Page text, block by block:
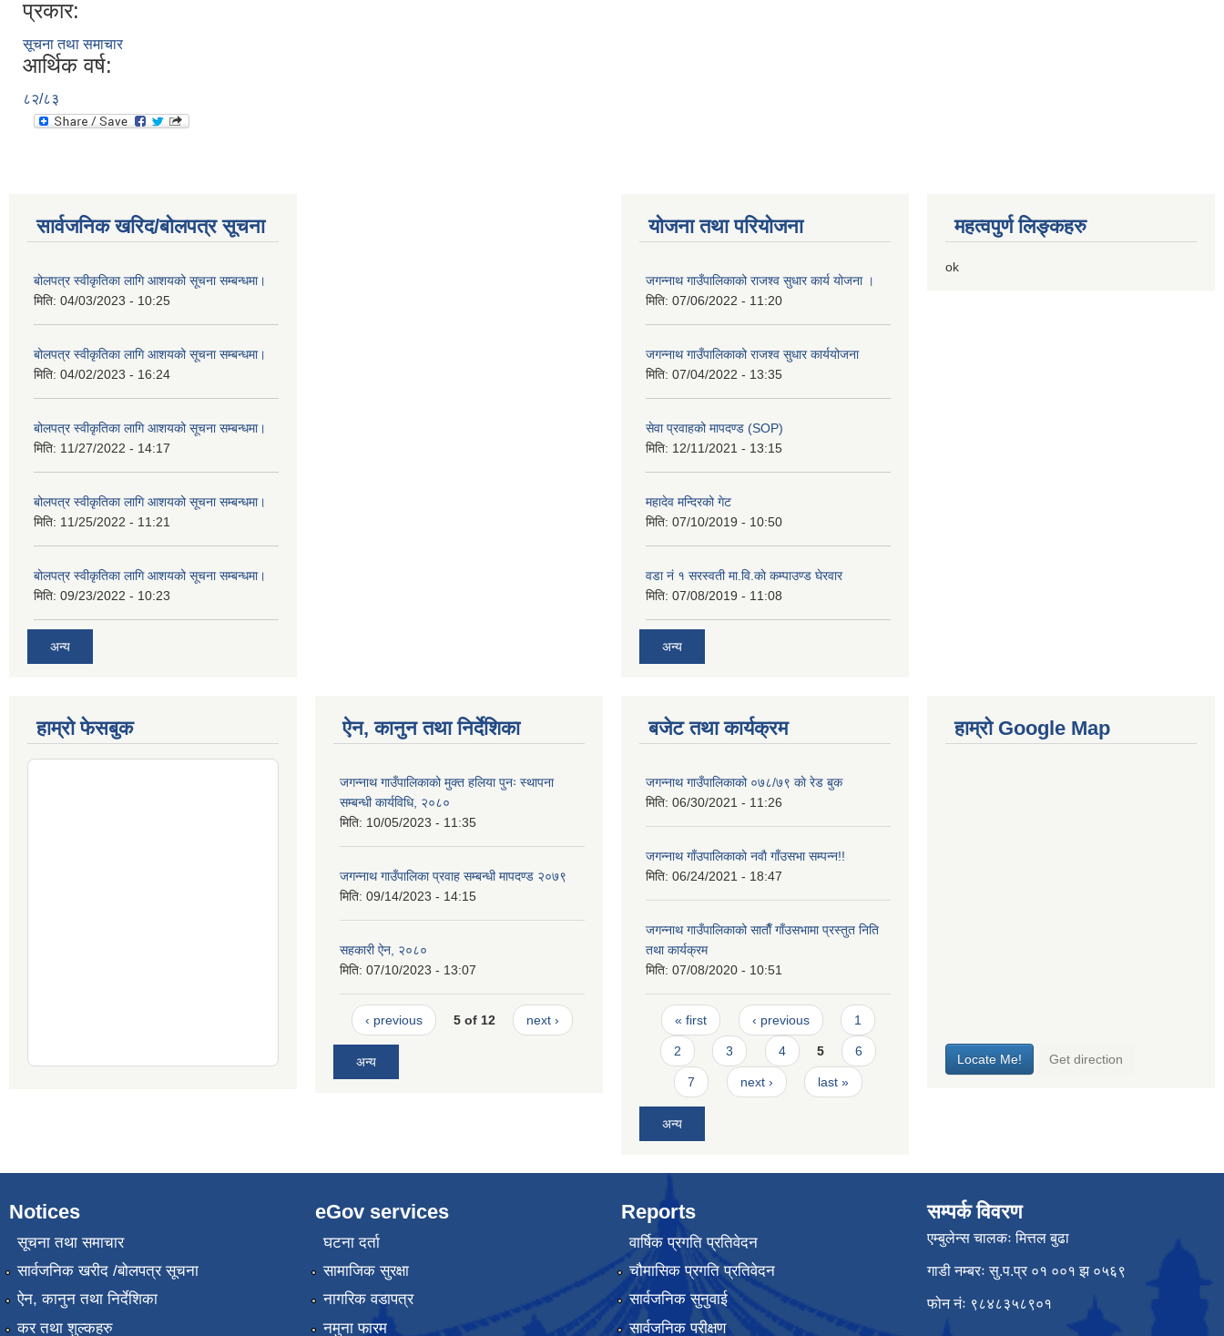
प्रकार:
सूचना तथा समाचार
आर्थिक वर्ष:
८२/८३
सार्वजनिक खरिद/बोलपत्र सूचना
बोलपत्र स्वीकृतिका लागि आशयको सूचना सम्बन्धमा।
मिति: 04/03/2023 - 10:25
बोलपत्र स्वीकृतिका लागि आशयको सूचना सम्बन्धमा।
मिति: 04/02/2023 - 16:24
बोलपत्र स्वीकृतिका लागि आशयको सूचना सम्बन्धमा।
मिति: 11/27/2022 - 14:17
बोलपत्र स्वीकृतिका लागि आशयको सूचना सम्बन्धमा।
मिति: 11/25/2022 - 11:21
बोलपत्र स्वीकृतिका लागि आशयको सूचना सम्बन्धमा।
मिति: 09/23/2022 - 10:23
अन्य
योजना तथा परियोजना
जगन्नाथ गाउँपालिकाको राजश्व सुधार कार्य योजना ।
मिति: 07/06/2022 - 11:20
जगन्नाथ गाउँपालिकाको राजश्व सुधार कार्ययोजना
मिति: 07/04/2022 - 13:35
सेवा प्रवाहको मापदण्ड (SOP)
मिति: 12/11/2021 - 13:15
महादेव मन्दिरको गेट
मिति: 07/10/2019 - 10:50
वडा नं १ सरस्वती मा.वि.काे कम्पाउण्ड घेरवार
मिति: 07/08/2019 - 11:08
अन्य
महत्वपुर्ण लिङ्कहरु
ok
हाम्रो फेसबुक ऐन, कानुन तथा निर्देशिका
जगन्नाथ गाउँपालिकाको मुक्त हलिया पुनः स्थापना
सम्बन्धी कार्यविधि, २०८०
मिति: 10/05/2023 - 11:35
जगन्नाथ गाउँपालिका प्रवाह सम्बन्धी मापदण्ड २०७९
मिति: 09/14/2023 - 14:15
सहकारी ऐन, २०८०
मिति: 07/10/2023 - 13:07
‹ previous 5 of 12 next ›
अन्य
बजेट तथा कार्यक्रम
जगन्नाथ गाउँपालिकाको ०७८/७९ काे रेड बुक
मिति: 06/30/2021 - 11:26
जगन्नाथ गाँउपालिकाकाे नवाै गाँउसभा सम्पन्न!!
मिति: 06/24/2021 - 18:47
जगन्नाथ गाउँपालिकाको साताैँ गाँउसभामा प्रस्तुत निति
तथा कार्यक्रम
मिति: 07/08/2020 - 10:51
Pages
« first ‹ previous 1
2 3 4 5 6
7 next › last »
अन्य
हाम्रो Google Map
Notices
सूचना तथा समाचार
सार्वजनिक खरीद /बोलपत्र सूचना
ऐन, कानुन तथा निर्देशिका
कर तथा शुल्कहरु
eGov services
घटना दर्ता
सामाजिक सुरक्षा
नागरिक वडापत्र
नमुना फारम
Reports
वार्षिक प्रगति प्रतिवेदन
चौमासिक प्रगति प्रतिवेदन
सार्वजनिक सुनुवाई
सार्वजनिक परीक्षण
सम्पर्क विवरण
एम्बुलेन्स चालकः मित्तल बुढा
गाडी नम्बरः सु.प.प्र ०१ ००१ झ ०५६९
फोन नंः ९८४८३५८९०१